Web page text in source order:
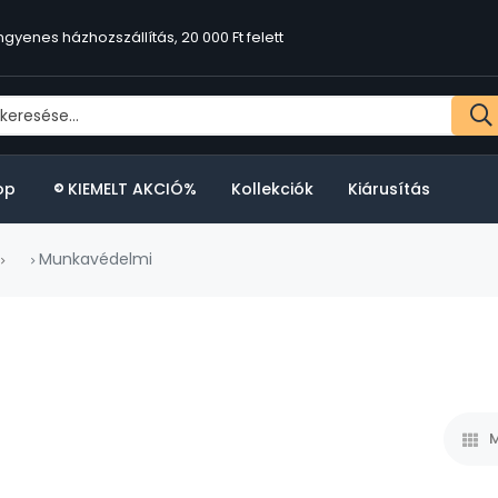
házhozszállítás, 20 000 Ft felett
KIEMELT AKCIÓ% Kollekciók Kiárusítás
Munkavédelmi